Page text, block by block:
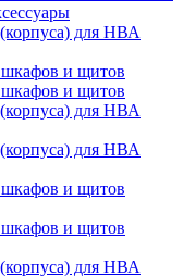
для НВА
шкафов и щитов
шкафов и щитов
для НВА
для НВА
шкафов и щитов
шкафов и щитов
для НВА